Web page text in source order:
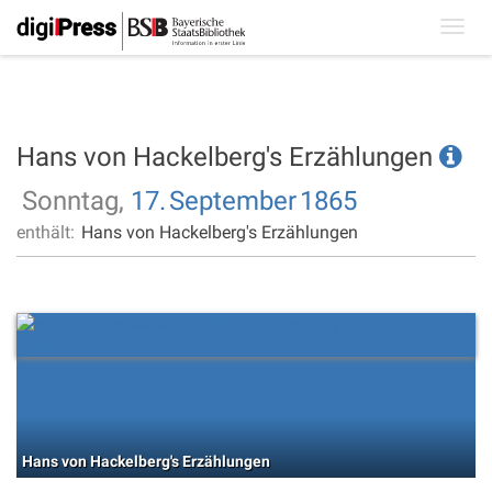
Hans von Hackelberg's Erzählungen
Sonntag, 17.September1865
enthält: Hans von Hackelberg's Erzählungen
Hans von Hackelberg's Erzählungen